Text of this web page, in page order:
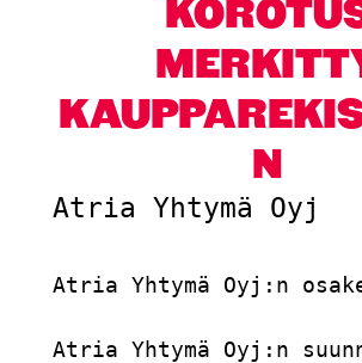
N
Atria Yhtymä
Atria Yhtymä Oyj:n
Atria Yhtymä Oyj:n